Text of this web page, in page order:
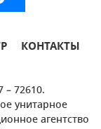
КОНТАКТЫ
72610.
унитарное
агентство